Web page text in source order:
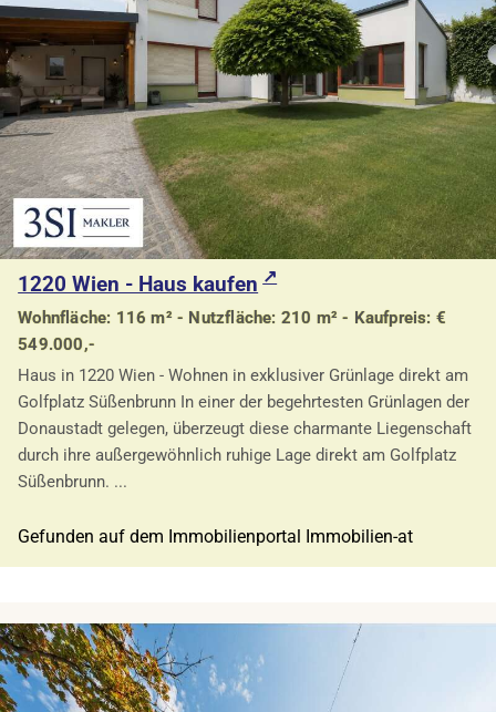
1220 Wien - Haus kaufen
Wohnfläche: 116 m² - Nutzfläche: 210 m² - Kaufpreis: €
549.000,-
Haus in 1220 Wien - Wohnen in exklusiver Grünlage direkt am
Golfplatz Süßenbrunn In einer der begehrtesten Grünlagen der
Donaustadt gelegen, überzeugt diese charmante Liegenschaft
durch ihre außergewöhnlich ruhige Lage direkt am Golfplatz
Süßenbrunn. ...
Gefunden auf dem Immobilienportal Immobilien-at